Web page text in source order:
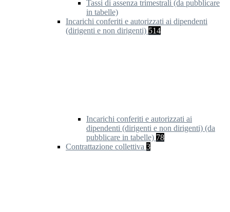
Tassi di assenza trimestrali (da pubblicare
in tabelle)
Incarichi conferiti e autorizzati ai dipendenti
(dirigenti e non dirigenti) 514
Incarichi conferiti e autorizzati ai
dipendenti (dirigenti e non dirigenti) (da
pubblicare in tabelle) 78
Contrattazione collettiva 3